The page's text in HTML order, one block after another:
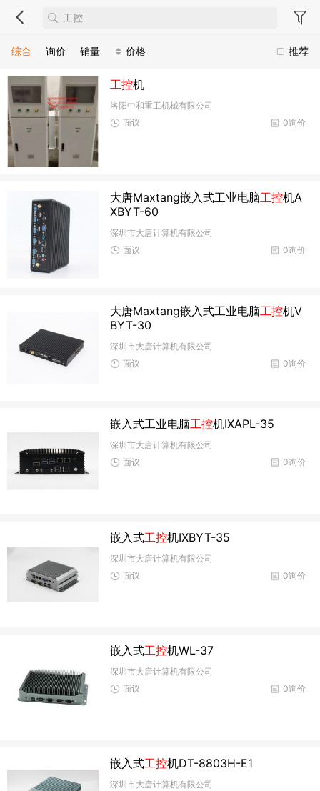
推荐
综合 询价 销量 价格
工控机
洛阳中和重工机械有限公司
0询价
面议
大唐Maxtang嵌入式工业电脑工控机A
XBYT-60
深圳市大唐计算机有限公司
0询价
面议
大唐Maxtang嵌入式工业电脑工控机V
BYT-30
深圳市大唐计算机有限公司
0询价
面议
嵌入式工业电脑工控机IXAPL-35
深圳市大唐计算机有限公司
0询价
面议
嵌入式工控机IXBYT-35
深圳市大唐计算机有限公司
0询价
面议
嵌入式工控机WL-37
深圳市大唐计算机有限公司
0询价
面议
嵌入式工控机DT-8803H-E1
深圳市大唐计算机有限公司